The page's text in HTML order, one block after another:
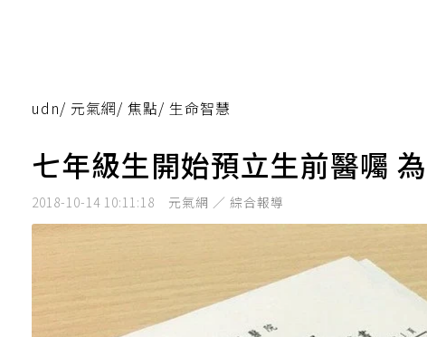
udn/ 元氣網/ 焦點/ 生命智慧
七年級生開始預立生前醫囑
2018-10-14 10:11:18 元氣網 ／ 綜合報導